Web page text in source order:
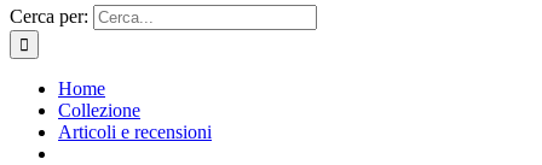
Cerca per:
Home
Collezione
Articoli e recensioni